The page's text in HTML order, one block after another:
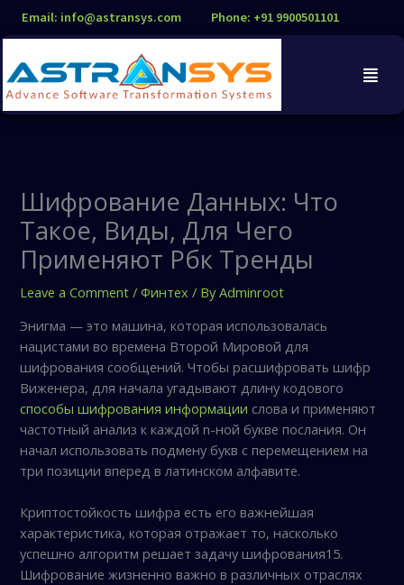
SkipEmail: info@astransys.com Phone: +91 9900501101
Шифрование Данных: Что
Такое, Виды, Для Чего
Применяют Рбк Тренды
Leave a Comment /Финтех / ByAdminroot
Энигма — это машина, которая использовалась
нацистами во времена Второй Мировой для
шифрования сообщений. Чтобы расшифровать шифр
Виженера, для начала угадывают длину кодового
способы шифрования информации слова и применяют
частотный анализ к каждой n-ной букве послания. Он
начал использовать подмену букв с перемещением на
три позиции вперед в латинском алфавите.
Криптостойкость шифра есть его важнейшая
характеристика, которая отражает то, насколько
успешно алгоритм решает задачу шифрования15.
Шифрование жизненно важно в различных отраслях